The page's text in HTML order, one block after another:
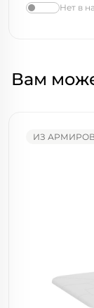
Нет в
Вам
ИЗ